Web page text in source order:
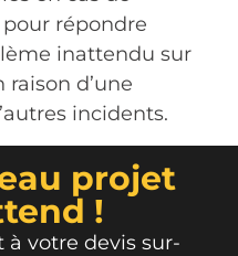
répondre
inattendu sur
d’une
incidents.
projet
!
votre devis sur-